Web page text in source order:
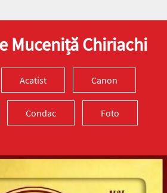
Muceniță Chiriachi
Acatist Canon
Condac Foto